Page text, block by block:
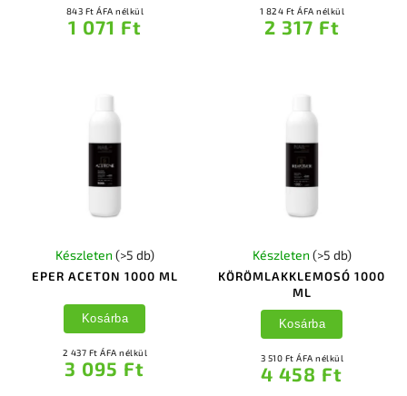
843 Ft ÁFA nélkül
1 071 Ft
1 824 Ft ÁFA nélkül
2 317 Ft
EPER ACETON 1000 ML
Készleten (>5 db)
2 437 Ft ÁFA nélkül
3 095 Ft
Kosárba
KÖRÖMLAKKLEMOSÓ 1000
ML
Készleten (>5 db)
3 510 Ft ÁFA nélkül
4 458 Ft
Kosárba